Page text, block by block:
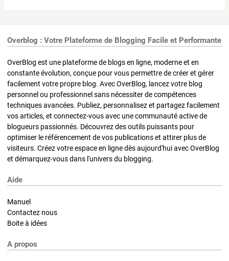
Overblog : Votre Plateforme de Blogging Facile et Performante
OverBlog est une plateforme de blogs en ligne, moderne et en
constante évolution, conçue pour vous permettre de créer et gérer
facilement votre propre blog. Avec OverBlog, lancez votre blog
personnel ou professionnel sans nécessiter de compétences
techniques avancées. Publiez, personnalisez et partagez facilement
vos articles, et connectez-vous avec une communauté active de
blogueurs passionnés. Découvrez des outils puissants pour
optimiser le référencement de vos publications et attirer plus de
visiteurs. Créez votre espace en ligne dès aujourd'hui avec OverBlog
et démarquez-vous dans l'univers du blogging.
Aide
Manuel
Contactez nous
Boite à idées
A propos